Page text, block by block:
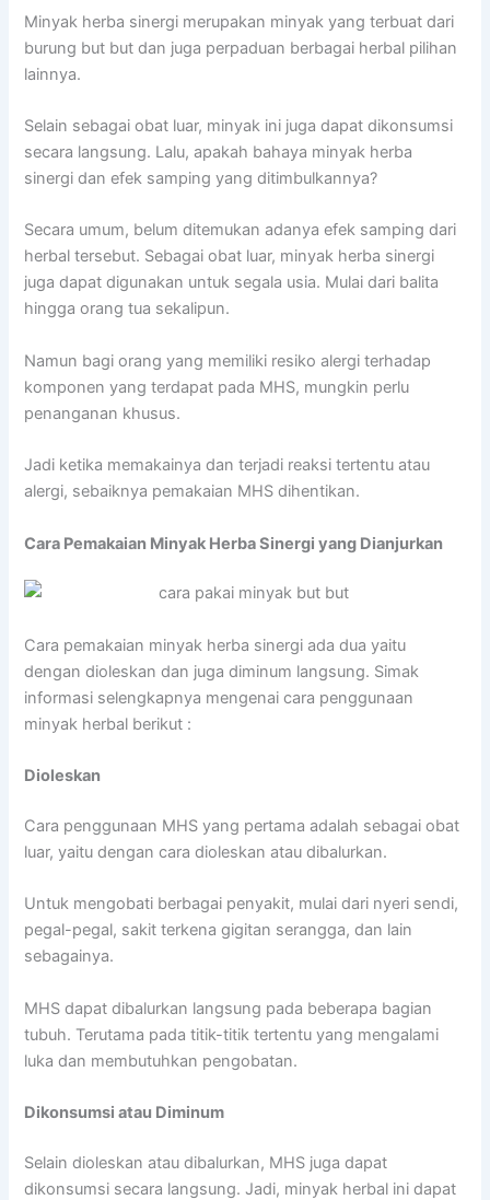
Minyak herba sinergi merupakan minyak yang terbuat dari
burung but but dan juga perpaduan berbagai herbal pilihan
lainnya.
Selain sebagai obat luar, minyak ini juga dapat dikonsumsi
secara langsung. Lalu, apakah bahaya minyak herba
sinergi dan efek samping yang ditimbulkannya?
Secara umum, belum ditemukan adanya efek samping dari
herbal tersebut. Sebagai obat luar, minyak herba sinergi
juga dapat digunakan untuk segala usia. Mulai dari balita
hingga orang tua sekalipun.
Namun bagi orang yang memiliki resiko alergi terhadap
komponen yang terdapat pada MHS, mungkin perlu
penanganan khusus.
Jadi ketika memakainya dan terjadi reaksi tertentu atau
alergi, sebaiknya pemakaian MHS dihentikan.
Cara Pemakaian Minyak Herba Sinergi yang Dianjurkan
Cara pemakaian minyak herba sinergi ada dua yaitu
dengan dioleskan dan juga diminum langsung. Simak
informasi selengkapnya mengenai cara penggunaan
minyak herbal berikut :
Dioleskan
Cara penggunaan MHS yang pertama adalah sebagai obat
luar, yaitu dengan cara dioleskan atau dibalurkan.
Untuk mengobati berbagai penyakit, mulai dari nyeri sendi,
pegal-pegal, sakit terkena gigitan serangga, dan lain
sebagainya.
MHS dapat dibalurkan langsung pada beberapa bagian
tubuh. Terutama pada titik-titik tertentu yang mengalami
luka dan membutuhkan pengobatan.
Dikonsumsi atau Diminum
Selain dioleskan atau dibalurkan, MHS juga dapat
dikonsumsi secara langsung. Jadi, minyak herbal ini dapat